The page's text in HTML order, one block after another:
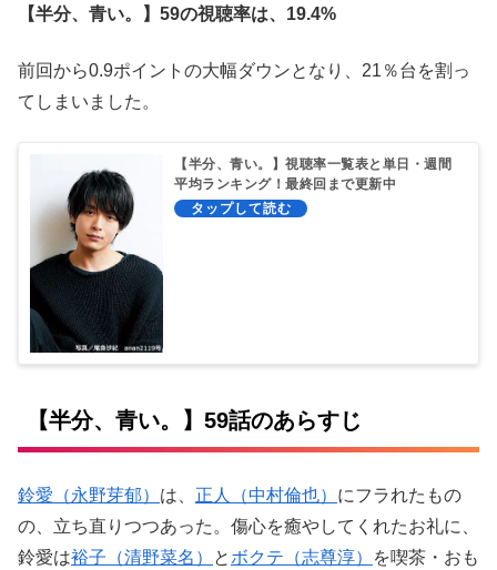
【半分、青い。】59の視聴率は、19.4%
前回から0.9ポイントの大幅ダウンとなり、21％台を割っ
てしまいました。
【半分、青い。】視聴率一覧表と単日・週間
平均ランキング！最終回まで更新中
【半分、青い。】59話のあらすじ
鈴愛（永野芽郁） は、 正人（中村倫也） にフラれたもの
の、立ち直りつつあった。傷心を癒やしてくれたお礼に、
鈴愛は裕子（清野菜名） とボクテ（志尊淳）
を喫茶・おも